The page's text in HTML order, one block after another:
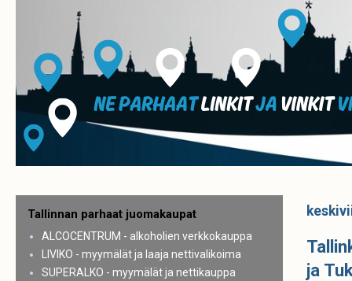
ja
Tallinnan parhaat juomakaupat
ALCOCENTRUM - alkoholien verkkokauppa
LIVIKO - myymälät ja laaja nettivalikoima
SUPERALKO - myymälät ja nettikauppa